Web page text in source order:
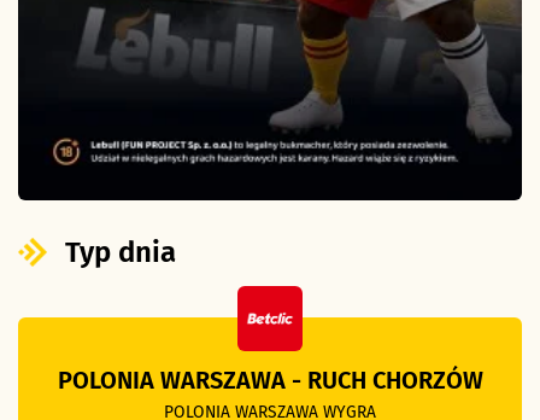
Typ dnia
POLONIA WARSZAWA - RUCH CHORZÓW
POLONIA WARSZAWA WYGRA